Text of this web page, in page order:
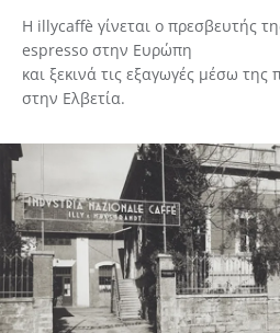
Η illycaffè γίνεται ο πρεσβευτής
espresso στην Ευρώπη
και ξεκινά τις εξαγωγές μέσω
στην Ελβετία.